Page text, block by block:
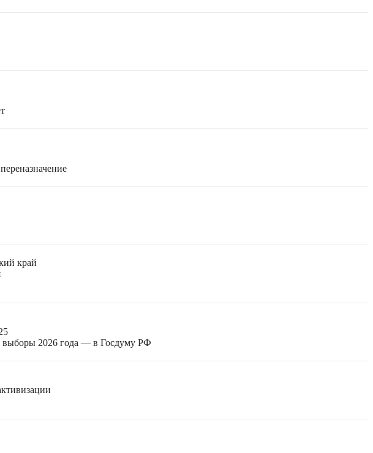
край
выборы 2026 года — в Госдуму РФ